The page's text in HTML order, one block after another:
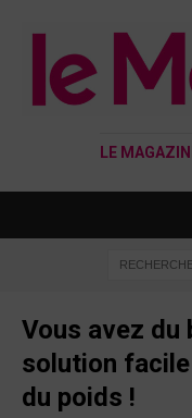
LE
Vous avez du
solution
du poids !